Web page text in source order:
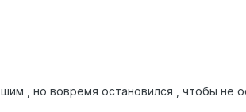
, но вовремя остановился , чтобы не